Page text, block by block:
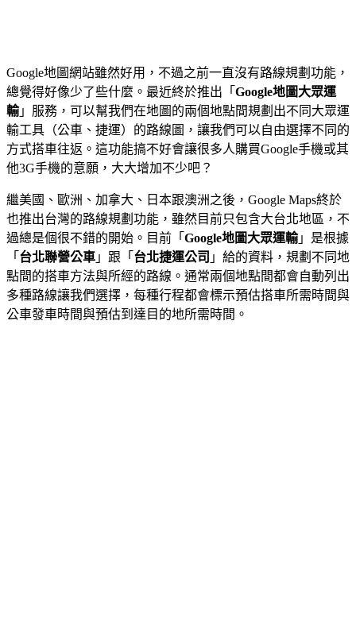
Google地圖網站雖然好用，不過之前一直沒有路線規劃功能，
總覺得好像少了些什麼。最近終於推出「 Google地圖大眾運
輸」服務，可以幫我們在地圖的兩個地點間規劃出不同大眾運
輸工具（公車、捷運）的路線圖，讓我們可以自由選擇不同的
方式搭車往返。這功能搞不好會讓很多人購買Google手機或其
他3G手機的意願，大大增加不少吧？
繼美國、歐洲、加拿大、日本跟澳洲之後，Google Maps終於
也推出台灣的路線規劃功能，雖然目前只包含大台北地區，不
過總是個很不錯的開始。目前「 Google地圖大眾運輸」是根據
「 台北聯營公車 」跟「 台北捷運公司 」給的資料，規劃不同地
點間的搭車方法與所經的路線。通常兩個地點間都會自動列出
多種路線讓我們選擇，每種行程都會標示預估搭車所需時間與
公車發車時間與預估到達目的地所需時間。